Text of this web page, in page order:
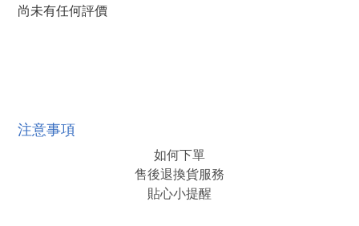
尚未有任何評價
注意事項
如何下單
售後退換貨服務
貼心小提醒